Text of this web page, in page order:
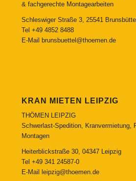
& fachgerechte Montagearbeiten
Schleswiger Straße 3, 25541 Brunsbüttel
Tel +49 4852 8488
E-Mail
brunsbuettel@thoemen.de
KRAN MIETEN LEIPZIG
THÖMEN LEIPZIG
Schwerlast-Spedition, Kranvermietung,
Montagen
Heiterblickstraße 30, 04347 Leipzig
Tel +49 341 24587-0
E-Mail
leipzig@thoemen.de